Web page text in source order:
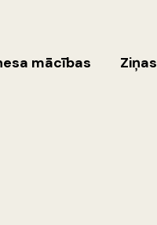
mācības Ziņas